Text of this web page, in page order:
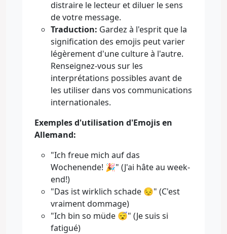
distraire le lecteur et diluer le sens
de votre message.
Traduction: Gardez à l'esprit que la
signification des emojis peut varier
légèrement d'une culture à l'autre.
Renseignez-vous sur les
interprétations possibles avant de
les utiliser dans vos communications
internationales.
Exemples d'utilisation d'Emojis en
Allemand:
"Ich freue mich auf das
Wochenende! 🎉" (J'ai hâte au week-
end!)
"Das ist wirklich schade 😔" (C'est
vraiment dommage)
"Ich bin so müde 😴" (Je suis si
fatigué)